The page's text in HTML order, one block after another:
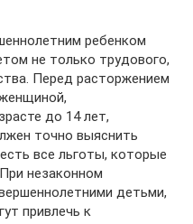
ребенком
не только трудового,
Перед расторжением
до 14 лет,
точно выяснить
все льготы, которые
незаконном
детьми,
привлечь к